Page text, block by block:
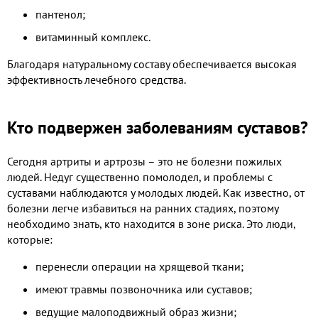
пантенол;
витаминный комплекс.
Благодаря натуральному составу обеспечивается высокая
эффективность лечебного средства.
Кто подвержен заболеваниям суставов?
Сегодня артриты и артрозы – это не болезни пожилых
людей. Недуг существенно помолодел, и проблемы с
суставами наблюдаются у молодых людей. Как известно, от
болезни легче избавиться на ранних стадиях, поэтому
необходимо знать, кто находится в зоне риска. Это люди,
которые:
перенесли операции на хрящевой ткани;
имеют травмы позвоночника или суставов;
ведущие малоподвижный образ жизни;